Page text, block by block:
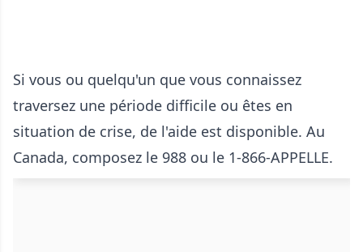
Si vous ou quelqu'un que vous connaissez
traversez une période difficile ou êtes en
situation de crise, de l'aide est disponible. Au
Canada, composez le 988 ou le 1-866-APPELLE.